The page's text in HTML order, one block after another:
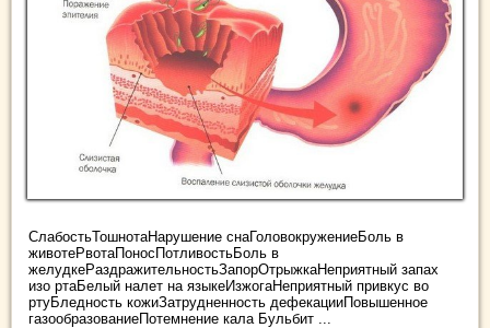
СлабостьТошнотаНарушение снаГоловокружениеБоль в
животеРвотаПоносПотливостьБоль в
желудкеРаздражительностьЗапорОтрыжкаНеприятный запах
изо ртаБелый налет на языкеИзжогаНеприятный привкус во
ртуБледность кожиЗатрудненность дефекацииПовышенное
газообразованиеПотемнение кала Бульбит ...